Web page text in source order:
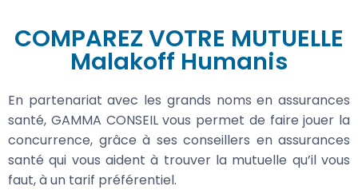
COMPAREZ VOTRE MUTUELLE
Malakoff Humanis
En partenariat avec les grands noms en assurances
santé, GAMMA CONSEIL vous permet de faire jouer la
concurrence, grâce à ses conseillers en assurances
santé qui vous aident à trouver la mutuelle qu’il vous
faut, à un tarif préférentiel.